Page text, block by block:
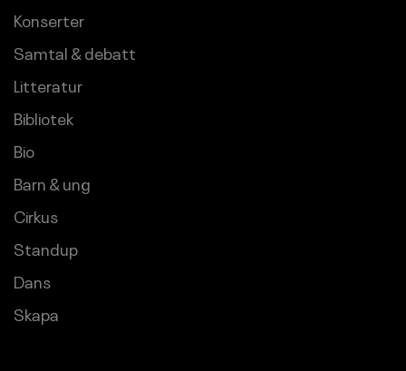
Konserter
Samtal & debatt
Litteratur
Bibliotek
Bio
Barn & ung
Cirkus
Standup
Dans
Skapa